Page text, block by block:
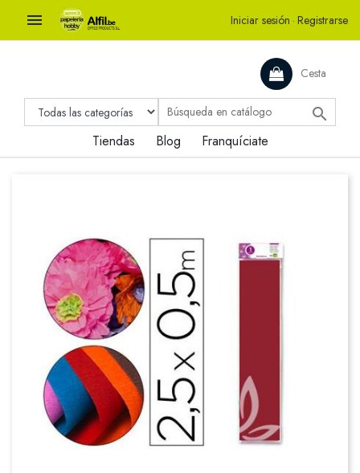
 Iniciar sesión · Registrarse
Cesta

Tiendas Blog Franquíciate